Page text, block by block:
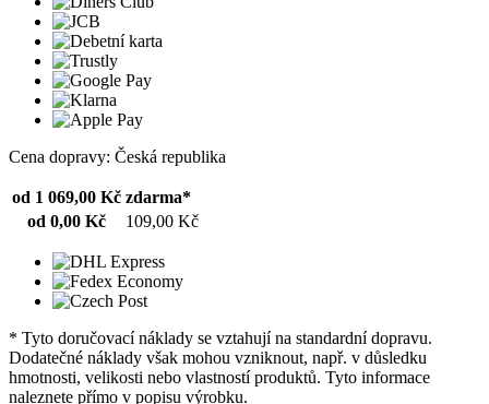
Cena dopravy: Česká republika
od 1 069,00 Kč zdarma*
od 0,00 Kč
109,00 Kč
* Tyto doručovací náklady se vztahují na standardní dopravu.
Dodatečné náklady však mohou vzniknout, např. v důsledku
hmotnosti, velikosti nebo vlastností produktů. Tyto informace
naleznete přímo v popisu výrobku.